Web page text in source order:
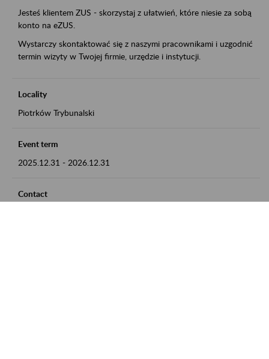
Jesteś klientem ZUS - skorzystaj z ułatwień, które niesie za sobą
konto na eZUS.
Wystarczy skontaktować się z naszymi pracownikami i uzgodnić
termin wizyty w Twojej firmie, urzędzie i instytucji.
Locality
Piotrków Trybunalski
Event term
2025.12.31 - 2026.12.31
Contact